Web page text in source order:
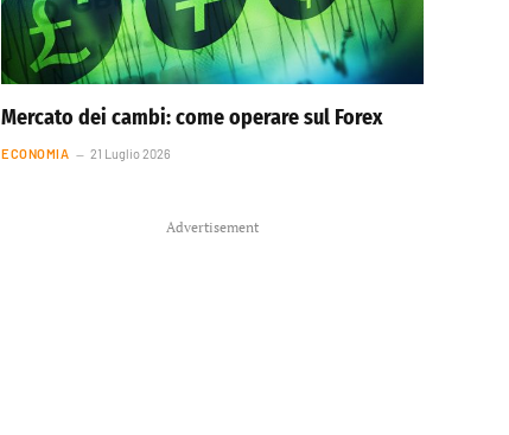
Mercato dei cambi: come operare sul Forex
ECONOMIA 21 Luglio 2026
Advertisement